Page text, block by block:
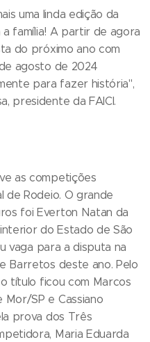
uma linda edição da
a família! A partir de agora
do próximo ano com
agosto de 2024
para fazer história",
presidente da FAICI.
as competições
de Rodeio. O grande
foi Everton Natan da
do Estado de São
vaga para a disputa na
Barretos deste ano. Pelo
título ficou com Marcos
SP e Cassiano
prova dos Três
Maria Eduarda